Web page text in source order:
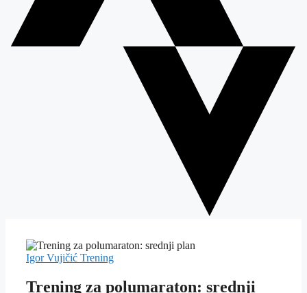
Igor Vujičić Trening
Trening za polumaraton: srednji